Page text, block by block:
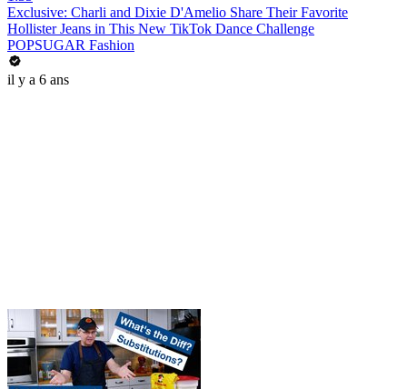
Exclusive: Charli and Dixie D'Amelio Share Their Favorite
Hollister Jeans in This New TikTok Dance Challenge
POPSUGAR Fashion
il y a 6 ans